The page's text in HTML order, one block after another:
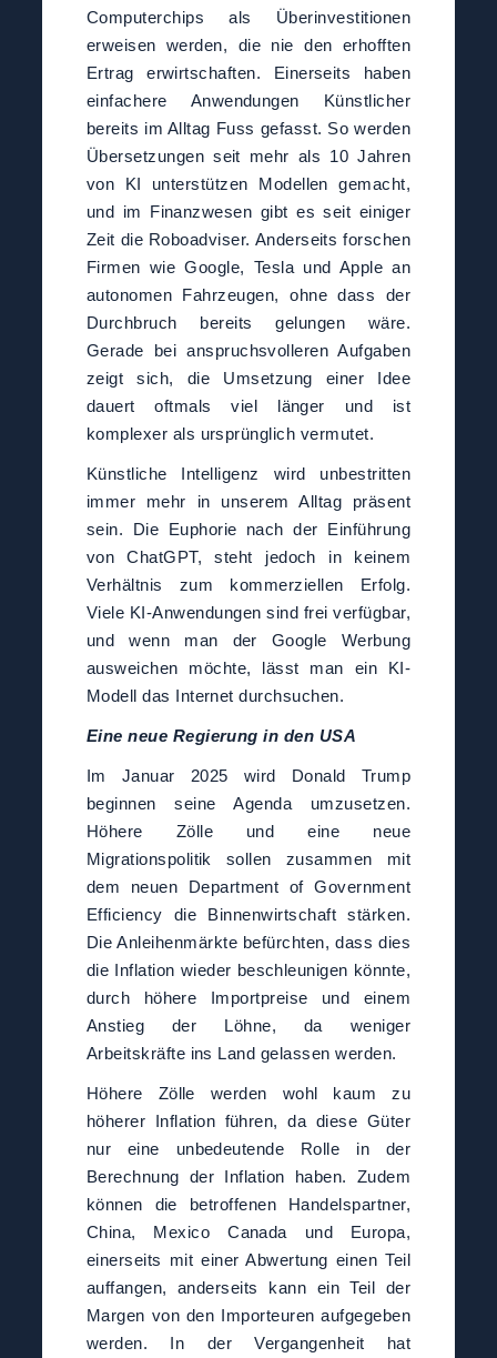
Computerchips als Überinvestitionen
erweisen werden, die nie den erhofften
Ertrag erwirtschaften. Einerseits haben
einfachere Anwendungen Künstlicher
bereits im Alltag Fuss gefasst. So werden
Übersetzungen seit mehr als 10 Jahren
von KI unterstützen Modellen gemacht,
und im Finanzwesen gibt es seit einiger
Zeit die Roboadviser. Anderseits forschen
Firmen wie Google, Tesla und Apple an
autonomen Fahrzeugen, ohne dass der
Durchbruch bereits gelungen wäre.
Gerade bei anspruchsvolleren Aufgaben
zeigt sich, die Umsetzung einer Idee
dauert oftmals viel länger und ist
komplexer als ursprünglich vermutet.
Künstliche Intelligenz wird unbestritten
immer mehr in unserem Alltag präsent
sein. Die Euphorie nach der Einführung
von ChatGPT, steht jedoch in keinem
Verhältnis zum kommerziellen Erfolg.
Viele KI-Anwendungen sind frei verfügbar,
und wenn man der Google Werbung
ausweichen möchte, lässt man ein KI-
Modell das Internet durchsuchen.
Eine neue Regierung in den USA
Im Januar 2025 wird Donald Trump
beginnen seine Agenda umzusetzen.
Höhere Zölle und eine neue
Migrationspolitik sollen zusammen mit
dem neuen Department of Government
Efficiency die Binnenwirtschaft stärken.
Die Anleihenmärkte befürchten, dass dies
die Inflation wieder beschleunigen könnte,
durch höhere Importpreise und einem
Anstieg der Löhne, da weniger
Arbeitskräfte ins Land gelassen werden.
Höhere Zölle werden wohl kaum zu
höherer Inflation führen, da diese Güter
nur eine unbedeutende Rolle in der
Berechnung der Inflation haben. Zudem
können die betroffenen Handelspartner,
China, Mexico Canada und Europa,
einerseits mit einer Abwertung einen Teil
auffangen, anderseits kann ein Teil der
Margen von den Importeuren aufgegeben
werden. In der Vergangenheit hat